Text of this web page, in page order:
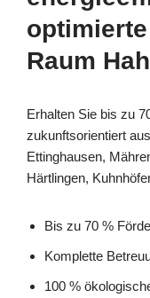
Raum
Erhalten Sie bis zu
zukunftsorientiert
Ettinghausen,
Härtlingen,
Bis zu 70 %
Komplette
100 %